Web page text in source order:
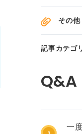
その他
記事カテゴ
一